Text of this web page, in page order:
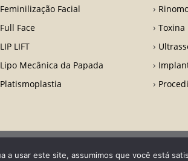
Feminilização Facial
Full Face
LIP LIFT
Lipo Mecânica da Papada
Platismoplastia
Toxina
Política de privacidade
a usar este site, assumimos que você está